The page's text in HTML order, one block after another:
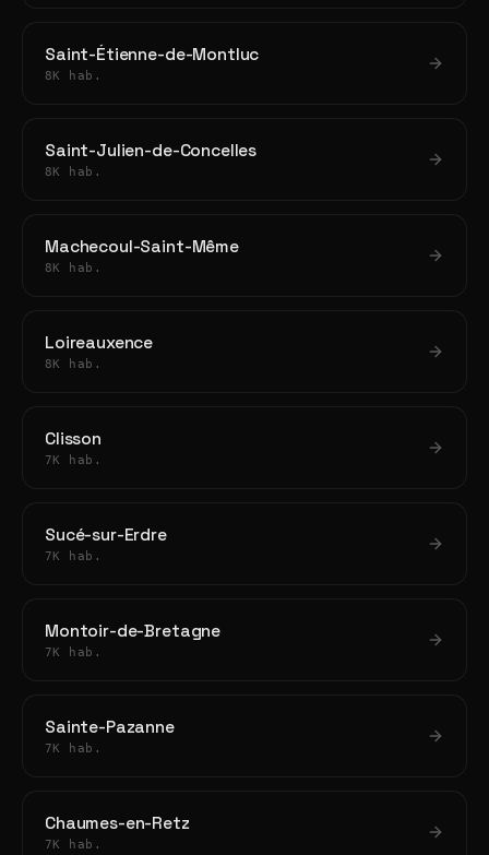
Saint-Étienne-de-Montluc
8K hab.
Saint-Julien-de-Concelles
8K hab.
Machecoul-Saint-Même
8K hab.
Loireauxence
8K hab.
Clisson
7K hab.
Sucé-sur-Erdre
7K hab.
Montoir-de-Bretagne
7K hab.
Sainte-Pazanne
7K hab.
Chaumes-en-Retz
7K hab.